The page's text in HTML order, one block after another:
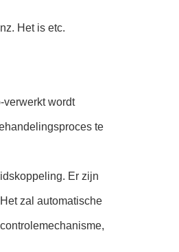
Het is etc.
verwerkt wordt
te
Er zijn
zal automatische